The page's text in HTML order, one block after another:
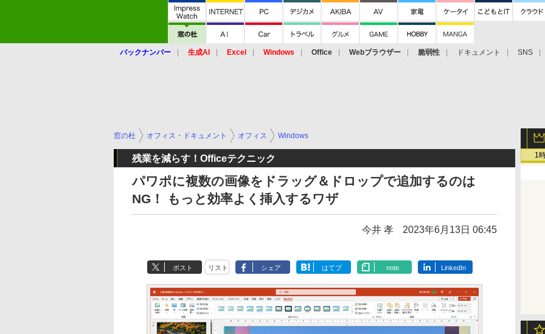
バックナンバー 生成AI Excel Windows Office Webブラウザー 脆弱性 ドキュメント SNS
1
窓の杜 オフィス・ドキュメント オフィス Windows
残業を減らす！Officeテクニック
パワポに複数の画像をドラッグ＆ドロップで追加するのは
NG！ もっと効率よく挿入するワザ
今井 孝 2023年6月13日 06:45
ポスト リスト シェア はてブ note LinkedIn